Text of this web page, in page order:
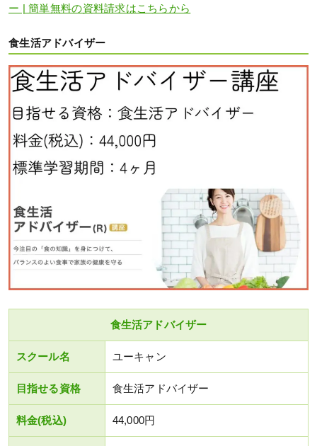
ー | 簡単無料の資料請求はこちらから
食生活アドバイザー
食生活アドバイザー
スクール名 ユーキャン
目指せる資格 食生活アドバイザー
料金(税込) 44,000円